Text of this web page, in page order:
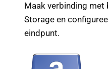
Maak verbinding met
Storage en
eindpunt.